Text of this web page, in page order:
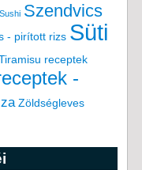
Sushi Szendvics
- pirított rizs Süti
receptek
-
Zöldségleves